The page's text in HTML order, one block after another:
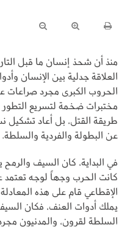
منذ أن شحذ إنسان ما قبل
العلاقة جدلية بين الإنسان
الحروب الكبرى مجرد صراعات
مختبرات ضخمة لتسريع التطور
طريقة القتل، بل أعاد تشكيل
عن البطولة والفردية والسلطة.
في البداية، كان السيف والرمح
كانت الحرب وجهاً لوجه تعتمد
الإقطاعي قام على هذه
يملك أدوات العنف، فكان
السلطة لقرون، والمدنيون